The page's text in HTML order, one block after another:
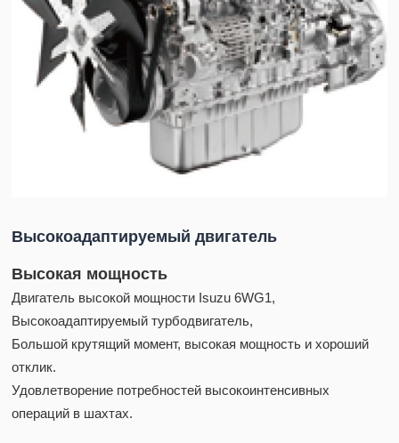
Высокоадаптируемый двигатель
Высокая мощность
Двигатель высокой мощности Isuzu 6WG1,
Высокоадаптируемый турбодвигатель,
Большой крутящий момент, высокая мощность и хороший
отклик.
Удовлетворение потребностей высокоинтенсивных
операций в шахтах.